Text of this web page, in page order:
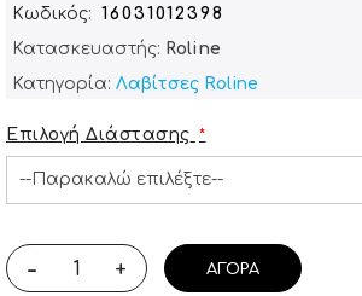
Κωδικός
16031012398
Κατασκευαστής: Roline
Κατηγορία: Λαβίτσες Roline
Επιλογή Διάστασης
- + ΑΓΟΡΆ